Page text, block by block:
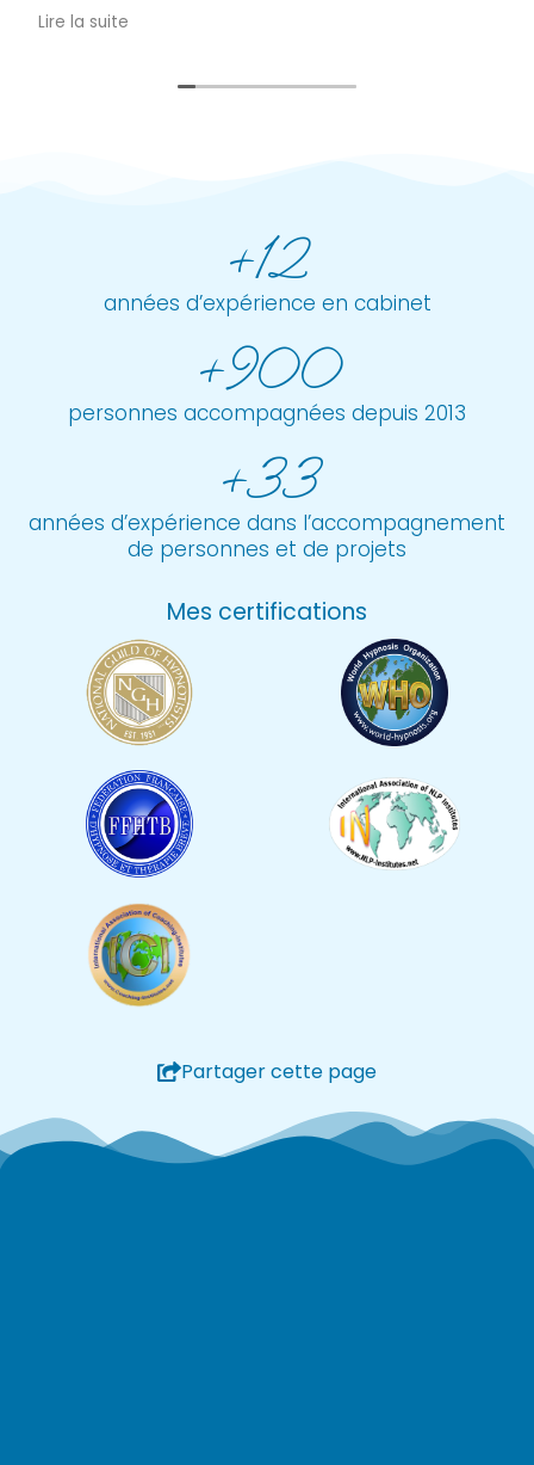
être un cas a part. Mais remettre 140€ c'est plus
possible .
me corriger toute seule.
Lire la suite
+12
années d’expérience en cabinet
+900
personnes accompagnées depuis 2013
+33
années d’expérience dans l’accompagnement
de personnes et de projets
Mes certifications
Partager cette page